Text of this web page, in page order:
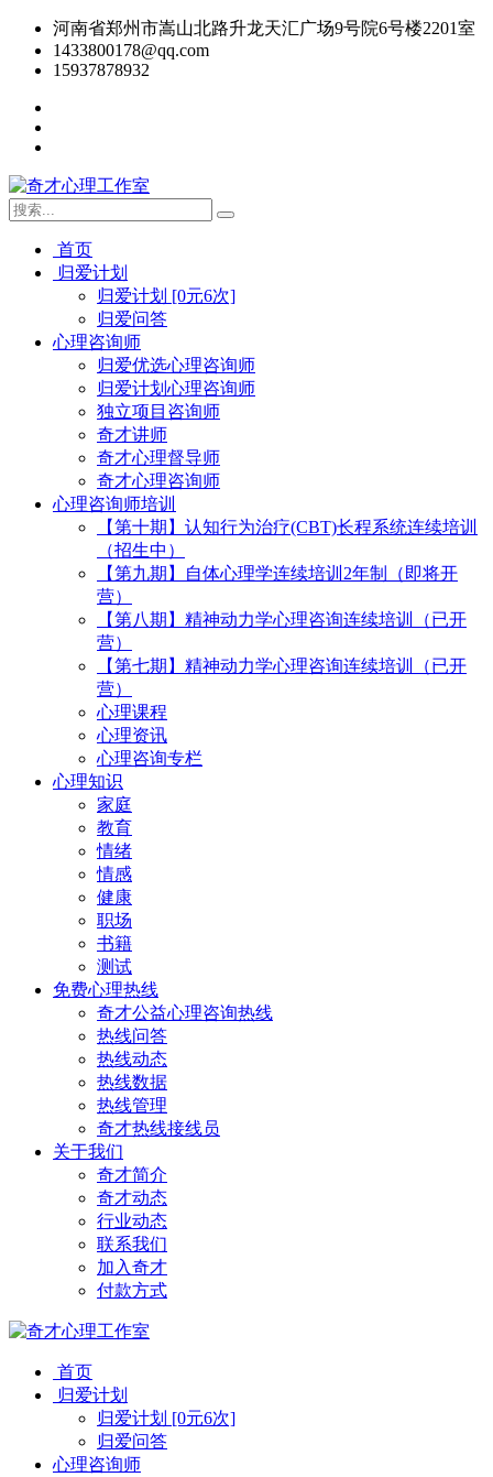
河南省郑州市嵩山北路升龙天汇广场9号院6号楼2201室
1433800178@qq.com
15937878932
首页
归爱计划
归爱计划 [0元6次]
归爱问答
心理咨询师
归爱优选心理咨询师
归爱计划心理咨询师
独立项目咨询师
奇才讲师
奇才心理督导师
奇才心理咨询师
心理咨询师培训
【第十期】认知行为治疗(CBT)长程系统连续培训
（招生中）
【第九期】自体心理学连续培训2年制（即将开
营）
【第八期】精神动力学心理咨询连续培训（已开
营）
【第七期】精神动力学心理咨询连续培训（已开
营）
心理课程
心理资讯
心理咨询专栏
心理知识
家庭
教育
情绪
情感
健康
职场
书籍
测试
免费心理热线
奇才公益心理咨询热线
热线问答
热线动态
热线数据
热线管理
奇才热线接线员
关于我们
奇才简介
奇才动态
行业动态
联系我们
加入奇才
付款方式
首页
归爱计划
归爱计划 [0元6次]
归爱问答
心理咨询师